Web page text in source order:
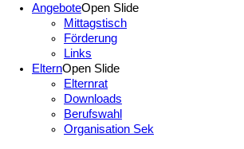
AngeboteOpen Slide
Mittagstisch
Förderung
Links
ElternOpen Slide
Elternrat
Downloads
Berufswahl
Organisation Sek